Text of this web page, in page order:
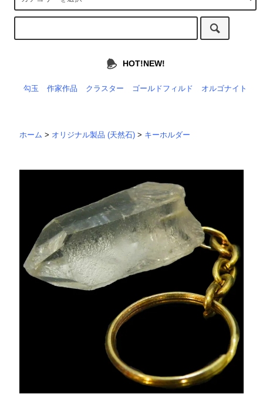
HOT!NEW!
勾玉 作家作品 クラスター ゴールドフィルド オルゴナイト
ホーム > オリジナル製品 (天然石) > キーホルダー